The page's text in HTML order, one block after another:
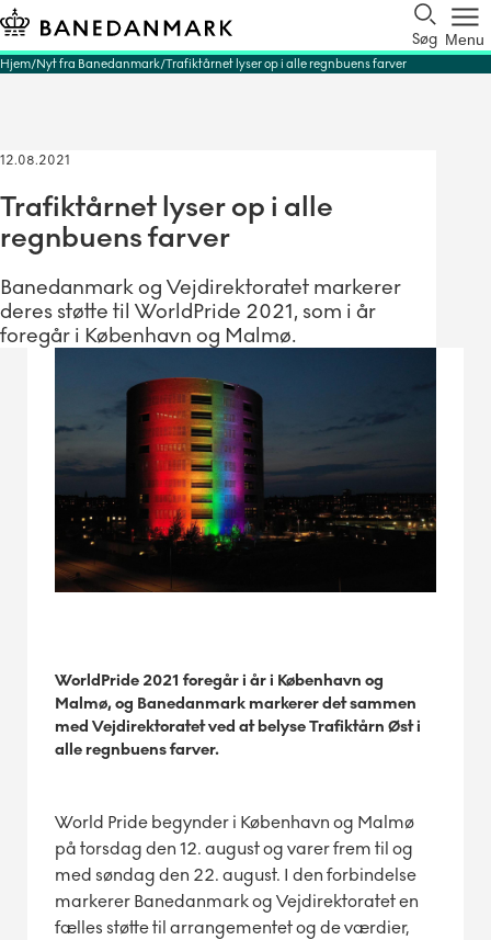
Søg Menu
Hjem Nyt fra Banedanmark Trafiktårnet lyser op i alle regnbuens farver
12.08.2021
Trafiktårnet lyser op i alle
regnbuens farver
Banedanmark og Vejdirektoratet markerer
deres støtte til WorldPride 2021, som i år
foregår i København og Malmø.
WorldPride 2021 foregår i år i København og
Malmø, og Banedanmark markerer det sammen
med Vejdirektoratet ved at belyse Trafiktårn Øst i
alle regnbuens farver.
World Pride begynder i København og Malmø
på torsdag den 12. august og varer frem til og
med søndag den 22. august. I den forbindelse
markerer Banedanmark og Vejdirektoratet en
fælles støtte til arrangementet og de værdier,